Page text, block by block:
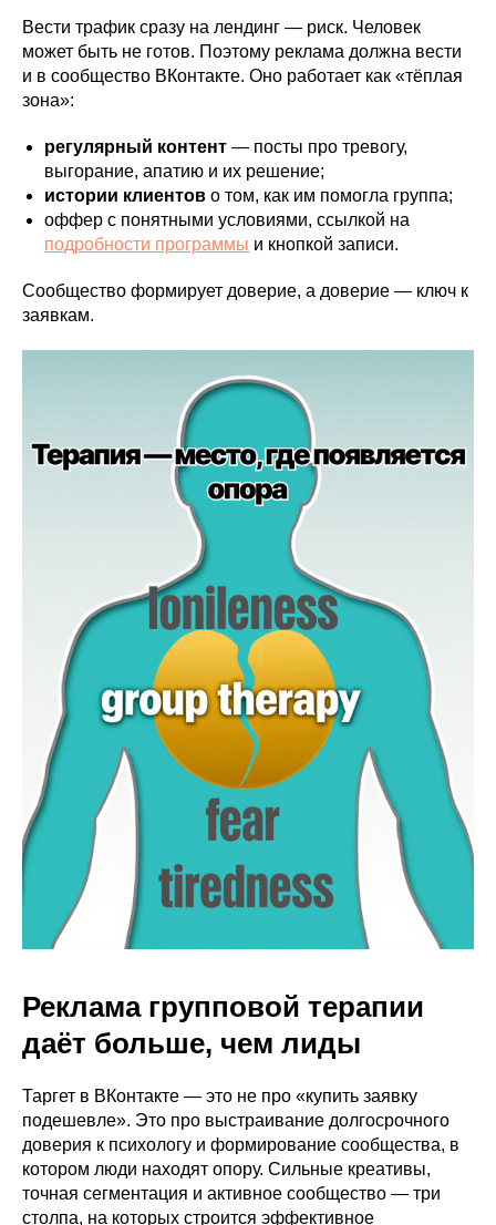
Вести трафик сразу на лендинг — риск. Человек
может быть не готов. Поэтому реклама должна вести
и в сообщество ВКонтакте. Оно работает как «тёплая
зона»:
регулярный контент — посты про тревогу,
выгорание, апатию и их решение;
истории клиентов о том, как им помогла группа;
оффер с понятными условиями, ссылкой на
подробности программы и кнопкой записи.
Сообщество формирует доверие, а доверие — ключ к
заявкам.
Реклама групповой терапии
даёт больше, чем лиды
Таргет в ВКонтакте — это не про «купить заявку
подешевле». Это про выстраивание долгосрочного
доверия к психологу и формирование сообщества, в
котором люди находят опору. Сильные креативы,
точная сегментация и активное сообщество — три
столпа, на которых строится эффективное